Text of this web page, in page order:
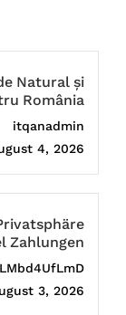
Natural și
România
itqanadmin
4, 2026
Zahlungen
3, 2026